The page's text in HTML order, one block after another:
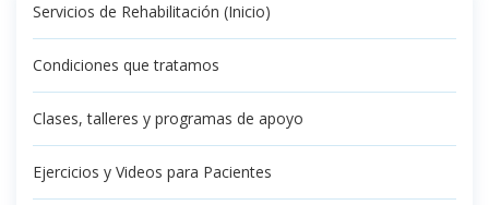
Servicios de Rehabilitación (Inicio)
Condiciones que tratamos
Clases, talleres y programas de apoyo
Ejercicios y Videos para Pacientes